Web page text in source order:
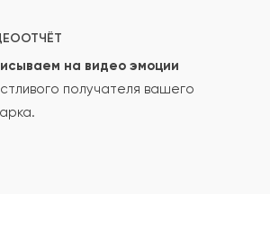
после проверки.
спам.
на видео эмоции
получателя вашего